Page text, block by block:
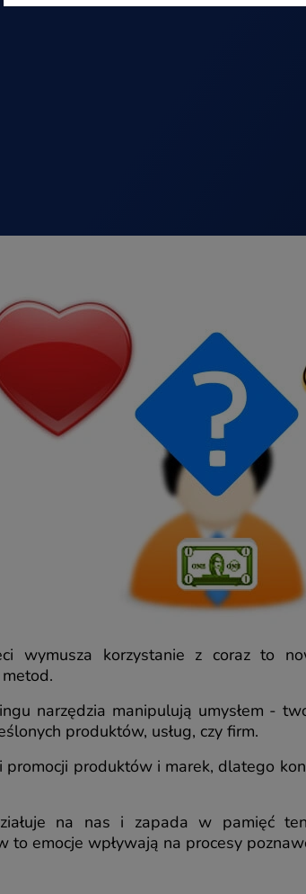
wymusza korzystanie z coraz to
narzędzia manipulują umysłem -
produktów, usług, czy firm.
produktów i marek, dlatego
na nas i zapada w pamięć
to emocje wpływają na procesy